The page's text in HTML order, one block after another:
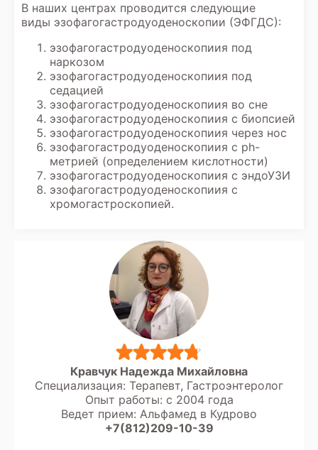
риск кровотечения. Пациентам с
заболеваниями сердечно-сосудистой
системы или тем, кому планируется
проведение эндоскопии под седацией,
может потребоваться
электрокардиограмма. В некоторых
случаях, перед бронхоскопией,
дополнительно выполняют
рентгенографию грудной клетки. Точный
перечень анализов определяется
лечащим врачом с учетом анамнеза,
клинической картины и типа
эндоскопического исследования.
В наших центрах проводится следующие
виды эзофагогастродуоденоскопии (ЭФГДС):
эзофагогастродуоденоскопиия под
наркозом
эзофагогастродуоденоскопиия под
седацией
эзофагогастродуоденоскопиия во сне
эзофагогастродуоденоскопиия с биопсией
эзофагогастродуоденоскопиия через нос
эзофагогастродуоденоскопиия с ph-
метрией (определением кислотности)
эзофагогастродуоденоскопиия с эндоУЗИ
эзофагогастродуоденоскопиия с
хромогастроскопией.
Кравчук Надежда Михайловна
Специализация: Терапевт, Гастроэнтеролог
Опыт работы: с 2004 года
Ведет прием: Альфамед в Кудрово
+7(812)209-10-39